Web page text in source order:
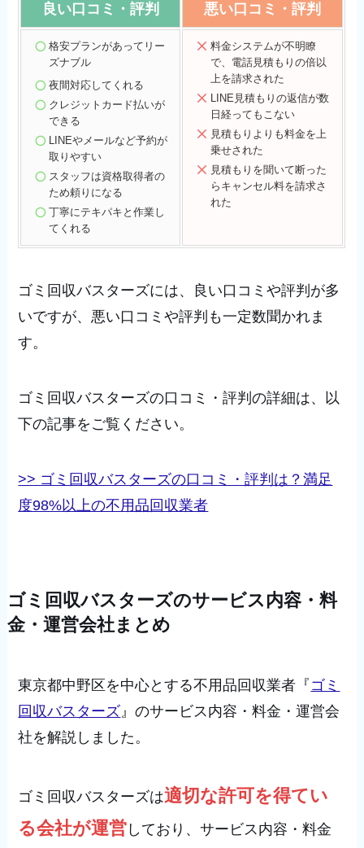
良い口コミ・評判 悪い口コミ・評判
格安プランがあってリー
ズナブル
夜間対応してくれる
クレジットカード払いが
できる
LINEやメールなど予約が
取りやすい
スタッフは資格取得者の
ため頼りになる
丁寧にテキパキと作業し
てくれる
料金システムが不明瞭
で、電話見積もりの倍以
上を請求された
LINE見積もりの返信が数
日経ってもこない
見積もりよりも料金を上
乗せされた
見積もりを聞いて断った
らキャンセル料を請求さ
れた
ゴミ回収バスターズには、良い口コミや評判が多
いですが、悪い口コミや評判も一定数聞かれま
す。
ゴミ回収バスターズの口コミ・評判の詳細は、以
下の記事をご覧ください。
>> ゴミ回収バスターズの口コミ・評判は？満足
度98%以上の不用品回収業者
ゴミ回収バスターズのサービス内容・料
金・運営会社まとめ
東京都中野区を中心とする不用品回収業者『 ゴミ
回収バスターズ 』のサービス内容・料金・運営会
社を解説しました。
ゴミ回収バスターズは適切な許可を得てい
る会社が運営 しており、サービス内容・料金